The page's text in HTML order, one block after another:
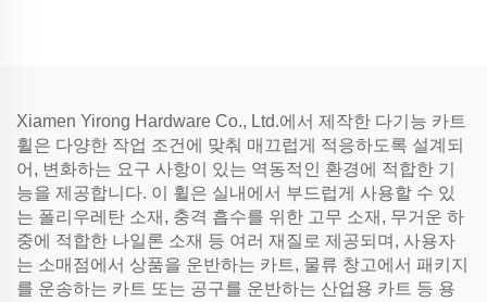
Xiamen Yirong Hardware Co., Ltd.에서 제작한 다기능 카트
휠은 다양한 작업 조건에 맞춰 매끄럽게 적응하도록 설계되
어, 변화하는 요구 사항이 있는 역동적인 환경에 적합한 기
능을 제공합니다. 이 휠은 실내에서 부드럽게 사용할 수 있
는 폴리우레탄 소재, 충격 흡수를 위한 고무 소재, 무거운 하
중에 적합한 나일론 소재 등 여러 재질로 제공되며, 사용자
는 소매점에서 상품을 운반하는 카트, 물류 창고에서 패키지
를 운송하는 카트 또는 공구를 운반하는 산업용 카트 등 용